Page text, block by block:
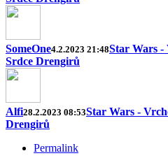
SomeOne4.2.2023 21:48Star Wars -
Srdce Drengirů
Alfi28.2.2023 08:53Star Wars -
Drengirů
Permalink